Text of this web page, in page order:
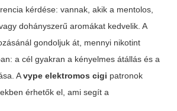
kérdése: vannak, akik a mentolos,
dohányszerű aromákat kedvelik. A
gondoljuk át, mennyi nikotint
a cél gyakran a kényelmes átállás és a
Avype elektromos cigi patronok
érhetők el, ami segít a